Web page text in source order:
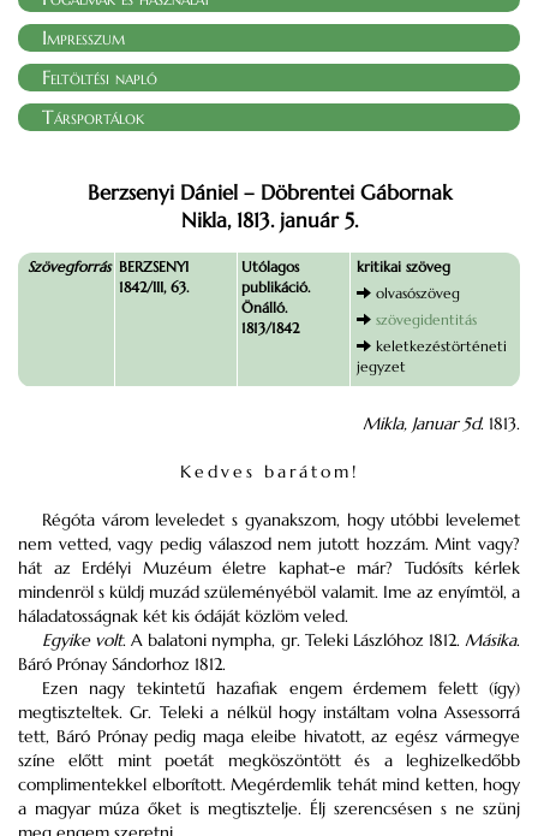
Impresszum
Feltöltési napló
Társportálok
Berzsenyi Dániel – Döbrentei Gábornak
Nikla, 1813. január 5.
Szövegforrás BERZSENYI
1842/III, 63.
Utólagos
publikáció.
Önálló.
1813/1842
kritikai szöveg
olvasószöveg
szövegidentitás
keletkezéstörténeti
jegyzet
Mikla, Januar 5d. 1813.
Kedves barátom!
Régóta várom leveledet s gyanakszom, hogy utóbbi levelemet
nem vetted, vagy pedig válaszod nem jutott hozzám. Mint vagy?
hát az Erdélyi Muzéum életre kaphat-e már? Tudósíts kérlek
mindenröl s küldj muzád szüleményéböl valamit. Ime az enyímtöl, a
háladatosságnak két kis ódáját közlöm veled.
Egyike volt. A balatoni nympha, gr. Teleki Lászlóhoz 1812.Másika.
Báró Prónay Sándorhoz 1812.
Ezen nagy tekintetű hazafiak engem érdemem felett (így)
megtiszteltek. Gr. Teleki a nélkül hogy instáltam volna Assessorrá
tett, Báró Prónay pedig maga eleibe hivatott, az egész vármegye
színe előtt mint poetát megköszöntött és a leghizelkedőbb
complimentekkel elborított. Megérdemlik tehát mind ketten, hogy
a magyar múza őket is megtisztelje. Élj szerencsésen s ne szünj